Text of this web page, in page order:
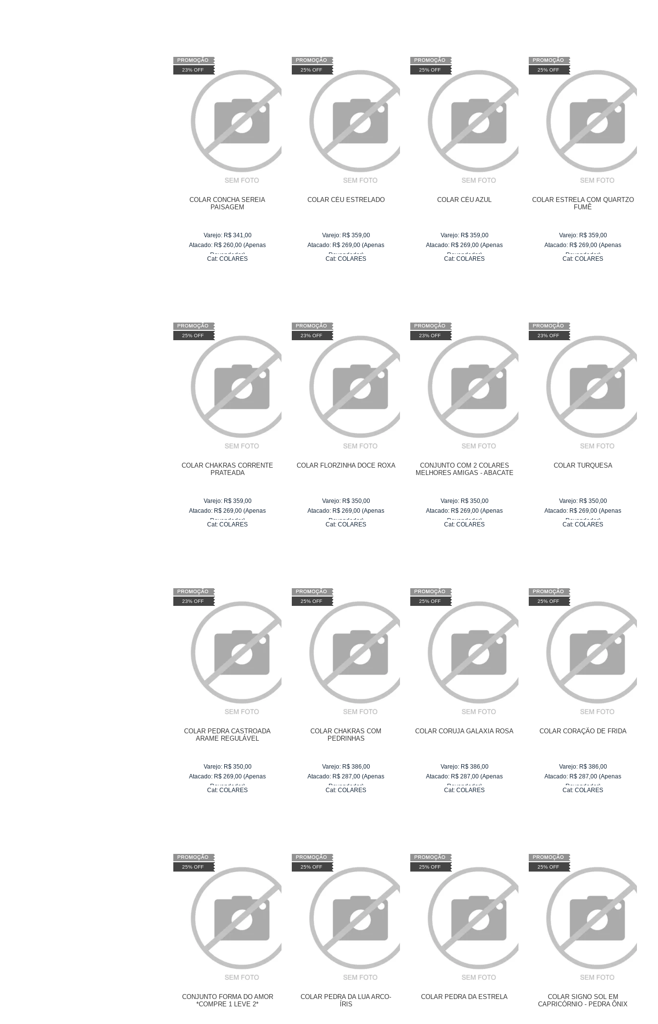
23% OFF
COLAR CONCHA SEREIA
PAISAGEM
Varejo: R$ 341,00
Atacado: R$ 260,00 (Apenas
Revendedor)
Cat:COLARES
25% OFF
COLAR CÉU ESTRELADO
Varejo: R$ 359,00
Atacado: R$ 269,00 (Apenas
Revendedor)
Cat:COLARES
25% OFF
COLAR CÉU AZUL
Varejo: R$ 359,00
Atacado: R$ 269,00 (Apenas
Revendedor)
Cat:COLARES
25% OFF
COLAR ESTRELA COM QUARTZO
FUMÊ
Varejo: R$ 359,00
Atacado: R$ 269,00 (Apenas
Revendedor)
Cat:COLARES
25% OFF
COLAR CHAKRAS CORRENTE
PRATEADA
Varejo: R$ 359,00
Atacado: R$ 269,00 (Apenas
Revendedor)
Cat:COLARES
23% OFF
COLAR FLORZINHA DOCE ROXA
Varejo: R$ 350,00
Atacado: R$ 269,00 (Apenas
Revendedor)
Cat:COLARES
23% OFF
CONJUNTO COM 2 COLARES
MELHORES AMIGAS - ABACATE
Varejo: R$ 350,00
Atacado: R$ 269,00 (Apenas
Revendedor)
Cat:COLARES
23% OFF
COLAR TURQUESA
Varejo: R$ 350,00
Atacado: R$ 269,00 (Apenas
Revendedor)
Cat:COLARES
23% OFF
COLAR PEDRA CASTROADA
ARAME REGULÁVEL
Varejo: R$ 350,00
Atacado: R$ 269,00 (Apenas
Revendedor)
Cat:COLARES
25% OFF
COLAR CHAKRAS COM
PEDRINHAS
Varejo: R$ 386,00
Atacado: R$ 287,00 (Apenas
Revendedor)
Cat:COLARES
25% OFF
COLAR CORUJA GALAXIA ROSA
Varejo: R$ 386,00
Atacado: R$ 287,00 (Apenas
Revendedor)
Cat:COLARES
25% OFF
COLAR CORAÇÃO DE FRIDA
Varejo: R$ 386,00
Atacado: R$ 287,00 (Apenas
Revendedor)
Cat:COLARES
25% OFF
CONJUNTO FORMA DO AMOR
*COMPRE 1 LEVE 2*
25% OFF
COLAR PEDRA DA LUA ARCO-
ÍRIS
25% OFF
COLAR PEDRA DA ESTRELA
25% OFF
COLAR SIGNO SOL EM
CAPRICÓRNIO - PEDRA ÔNIX